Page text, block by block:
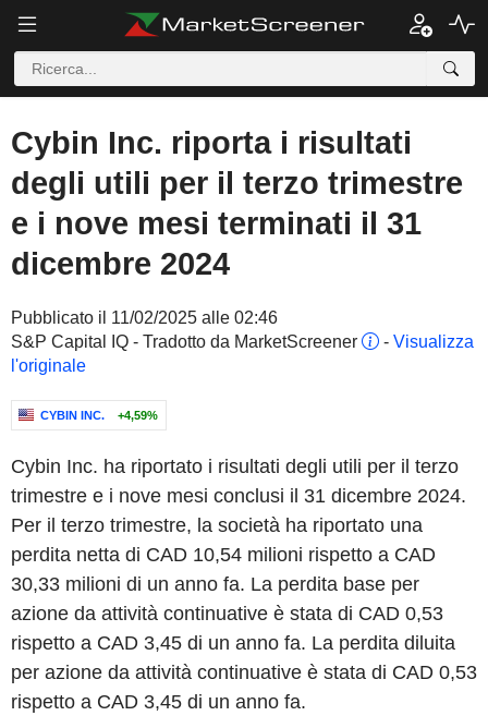
Cybin Inc. riporta i risultati
degli utili per il terzo trimestre
e i nove mesi terminati il 31
dicembre 2024
Pubblicato il 11/02/2025 alle 02:46
S&P Capital IQ - Tradotto da MarketScreener
- Visualizza
l'originale
CYBIN INC. +4,59%
Cybin Inc. ha riportato i risultati degli utili per il terzo
trimestre e i nove mesi conclusi il 31 dicembre 2024.
Per il terzo trimestre, la società ha riportato una
perdita netta di CAD 10,54 milioni rispetto a CAD
30,33 milioni di un anno fa. La perdita base per
azione da attività continuative è stata di CAD 0,53
rispetto a CAD 3,45 di un anno fa. La perdita diluita
per azione da attività continuative è stata di CAD 0,53
rispetto a CAD 3,45 di un anno fa.